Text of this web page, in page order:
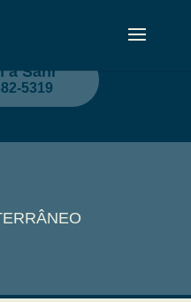
a Sani
5319